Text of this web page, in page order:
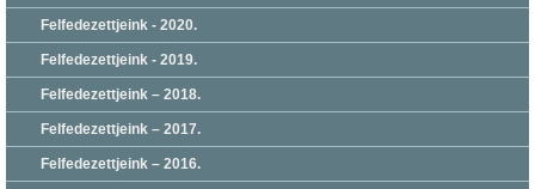
Felfedezettjeink - 2020.
Felfedezettjeink - 2019.
Felfedezettjeink – 2018.
Felfedezettjeink – 2017.
Felfedezettjeink – 2016.